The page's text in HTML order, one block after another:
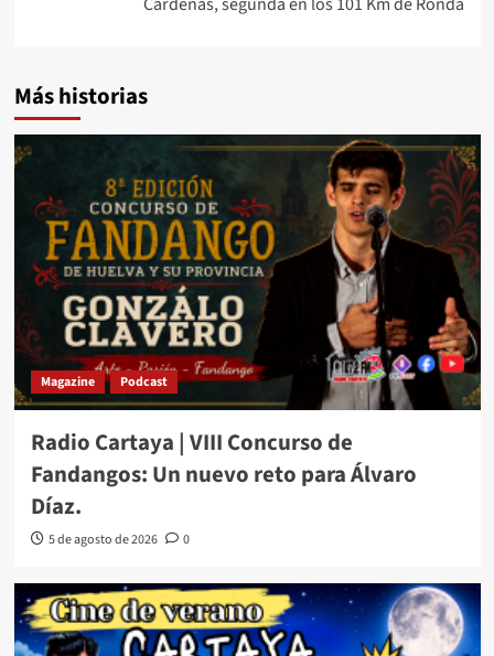
Más historias
Magazine Podcast
Radio Cartaya | VIII Concurso de
Fandangos: Un nuevo reto para Álvaro
Díaz.
5 de agosto de 2026 0